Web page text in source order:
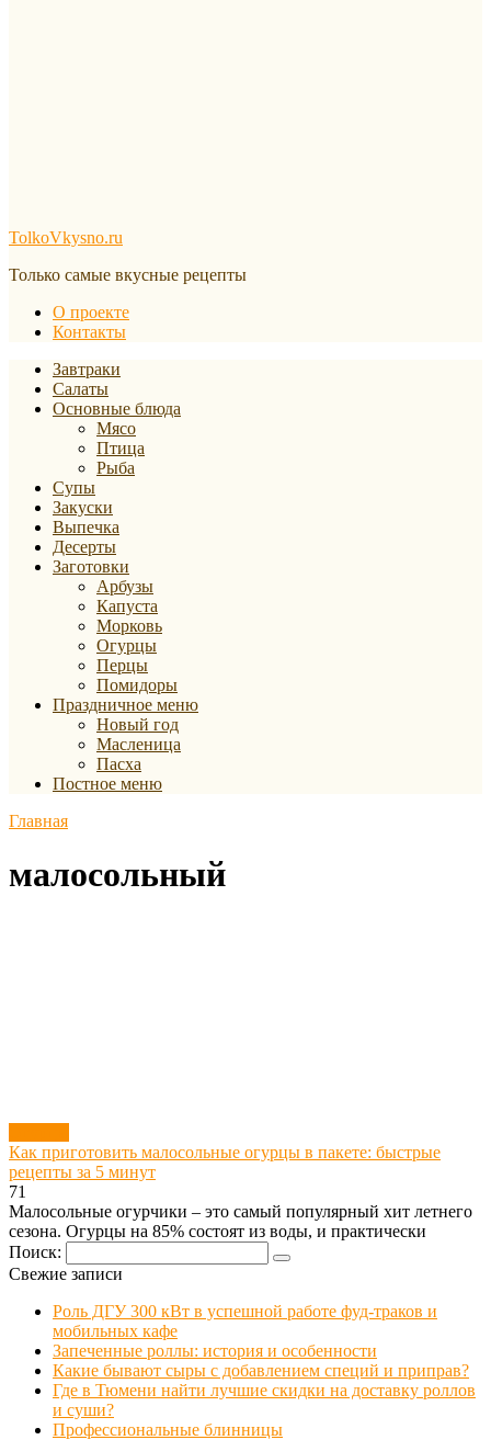
TolkoVkysno.ru
Только самые вкусные рецепты
О проекте
Контакты
Завтраки
Салаты
Основные блюда
Мясо
Птица
Рыба
Супы
Закуски
Выпечка
Десерты
Заготовки
Арбузы
Капуста
Морковь
Огурцы
Перцы
Помидоры
Праздничное меню
Новый год
Масленица
Пасха
Постное меню
Главная
малосольный
Как приготовить малосольные огурцы в пакете: быстрые
рецепты за 5 минут
71
Малосольные огурчики – это самый популярный хит летнего
сезона. Огурцы на 85% состоят из воды, и практически
Поиск:
Свежие записи
Роль ДГУ 300 кВт в успешной работе фуд-траков и
мобильных кафе
Запеченные роллы: история и особенности
Какие бывают сыры с добавлением специй и приправ?
Где в Тюмени найти лучшие скидки на доставку роллов
и суши?
Профессиональные блинницы